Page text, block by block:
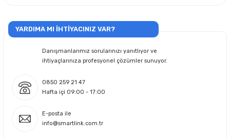
YARDIMA MI İHTİYACINIZ VAR?
Danışmanlarımız sorularınızı yanıtlıyor ve
ihtiyaçlarınıza profesyonel çözümler sunuyor.
0850 259 21 47
Hafta içi 09:00 - 17:00
E-posta ile
info@smartlink.com.tr